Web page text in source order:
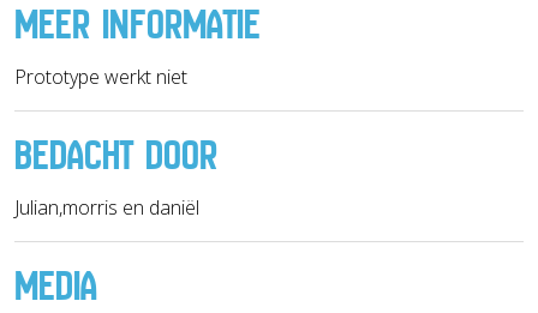
MEER INFORMATIE
Prototype werkt niet
BEDACHT DOOR
Julian,morris en daniël
MEDIA